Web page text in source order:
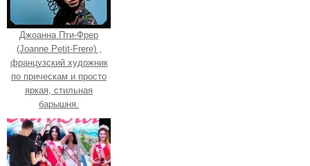
Джоанна Пти-Фрер
(Joanne Petit-Frere) ,
французский художник
по прическам и просто
яркая, стильная
барышня.